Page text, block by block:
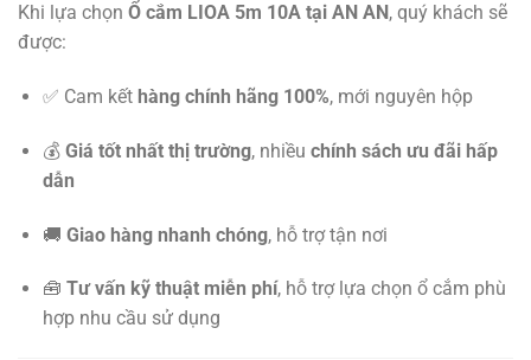
Khi lựa chọn Ổ cắm LIOA 5m 10A tại AN AN , quý khách sẽ
được:
✅ Cam kết hàng chính hãng 100%, mới nguyên hộp
💰 Giá tốt nhất thị trường, nhiều chính sách ưu đãi hấp
dẫn
🚚 Giao hàng nhanh chóng, hỗ trợ tận nơi
🧰 Tư vấn kỹ thuật miễn phí, hỗ trợ lựa chọn ổ cắm phù
hợp nhu cầu sử dụng